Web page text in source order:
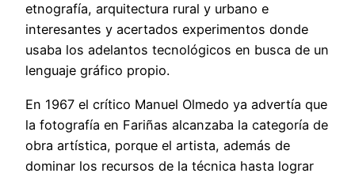
etnografía, arquitectura rural y urbano e
interesantes y acertados experimentos donde
usaba los adelantos tecnológicos en busca de un
lenguaje gráfico propio.
En 1967 el crítico Manuel Olmedo ya advertía que
la fotografía en Fariñas alcanzaba la categoría de
obra artística, porque el artista, además de
dominar los recursos de la técnica hasta lograr